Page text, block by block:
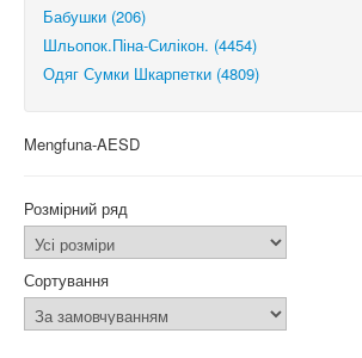
Бабушки (206)
Шльопок.Піна-Силікон. (4454)
Одяг Сумки Шкарпетки (4809)
Mengfuna-AESD
Розмірний ряд
Сортування